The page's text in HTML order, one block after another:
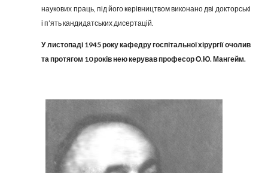
наукових праць, під його керівництвом виконано дві докторські
і п’ять кандидатських дисертацій.
У листопаді 1945 року кафедру госпітальної хірургії очолив
та протягом 10 років нею керував професор О.Ю. Мангейм.